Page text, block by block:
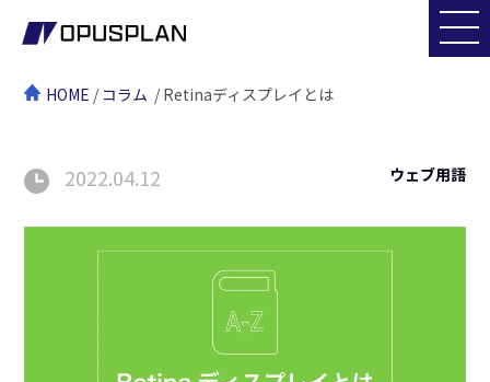
HOME / コラム / Retinaディスプレイとは
2022.04.12 ウェブ用語